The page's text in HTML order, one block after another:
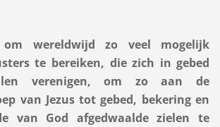
wereldwijd zo veel mogelijk
te bereiken, die zich in gebed
verenigen, om zo aan de
van Jezus tot gebed, bekering en
van God afgedwaalde zielen te